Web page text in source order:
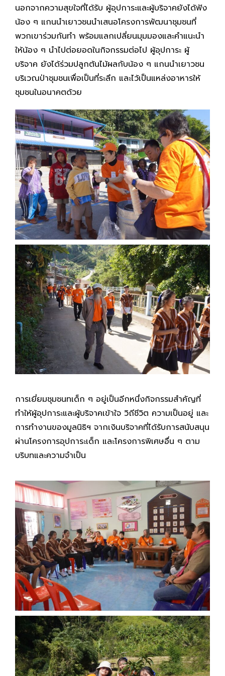
นอกจากความสุขใจที่ได้รับ ผู้อุปการะและผู้บริจาคยังได้ฟัง
น้อง ๆ แกนนำเยาวชนนำเสนอโครงการพัฒนาชุมชนที่
พวกเขาร่วมกันทำ พร้อมแลกเปลี่ยนมุมมองและคำแนะนำ
ให้น้อง ๆ นำไปต่อยอดในกิจกรรมต่อไป ผู้อุปการะ ผู้
บริจาค ยังได้ร่วมปลูกต้นไม้ผลกับน้อง ๆ แกนนำเยาวชน
บริเวณป่าชุมชนเพื่อเป็นที่ระลึก และไว้เป็นแหล่งอาหารให้
ชุมชนในอนาคตด้วย
การเยี่ยมชุมชนทเด็ก ๆ อยู่เป็นอีกหนึ่งกิจกรรมสำคัญที่
ทำให้ผู้อุปการะและผู้บริจาคเข้าใจ วิถีชีวิต ความเป็นอยู่ และ
การทำงานของมูลนิธิฯ จากเงินบริจาคที่ได้รับการสนับสนุน
ผ่านโครงการอุปการะเด็ก และโครงการพิเศษอื่น ๆ ตาม
บริบทและความจำเป็น